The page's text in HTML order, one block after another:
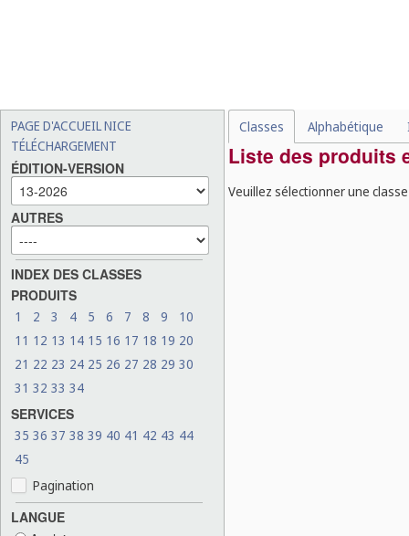
PAGE D'ACCUEIL NICE
TÉLÉCHARGEMENT
ÉDITION-VERSION
AUTRES
INDEX DES CLASSES
PRODUITS
1 2 3 4 5 6 7 8 9
10
11 12 13 14 15 16 17 18 19 20
21 22 23 24 25 26 27 28 29 30
31 32 33 34
SERVICES
35 36 37 38 39 40 41 42 43 44
45
Pagination
LANGUE
Classes Alphabétique
Liste des produits
Veuillez sélectionner une